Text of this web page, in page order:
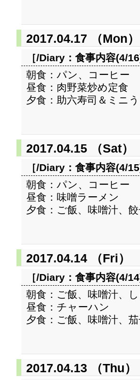
2017.04.17 （Mon）
［/Diary： 食事内容(4/
朝食：パン、コーヒー
昼食：肉野菜炒め定食
夕食：助六寿司＆ミニ
2017.04.15 （Sat）
［/Diary： 食事内容(4/
朝食：パン、コーヒー
昼食：味噌ラーメン
夕食：ご飯、味噌汁、
2017.04.14 （Fri）
［/Diary： 食事内容(4/
朝食：ご飯、味噌汁、
昼食：チャーハン
夕食：ご飯、味噌汁、
2017.04.13 （Thu）